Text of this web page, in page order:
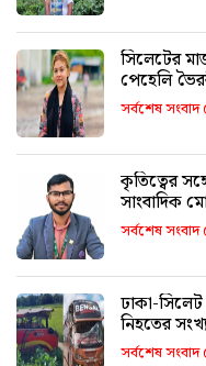
সিলেটের
পেহেলি
সর্বশেষ
কৃতিত্বের
সাংবাদিক
সর্বশেষ
ঢাকা-
নিহতের
সর্বশেষ